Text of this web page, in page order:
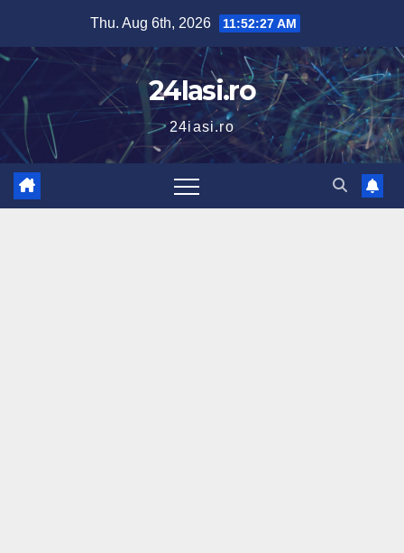
content
Thu. Aug 6th, 2026 11:52:27 AM
24Iasi.ro
24iasi.ro